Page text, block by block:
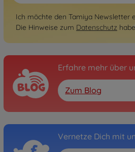
Ich möchte den Tamiya Newsletter
Die Hinweise zum Datenschutz
Erfahre mehr über
Zum Blog
Vernetze Dich mit